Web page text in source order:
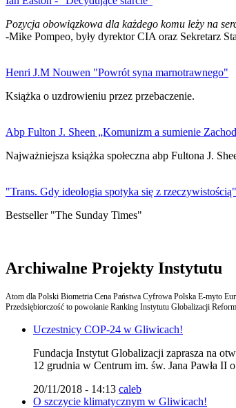
Pozycja obowiązkowa dla każdego komu leży na
-Mike Pompeo, były dyrektor CIA oraz Sekretarz
Henri J.M Nouwen "Powrót syna marnotrawnego"
Książka o uzdrowieniu przez przebaczenie.
Abp Fulton J. Sheen „Komunizm a sumienie
Najważniejsza książka społeczna abp Fultona J.
"Trans. Gdy ideologia spotyka się z rzeczywistością"
Bestseller "The Sunday Times"
Archiwalne Projekty Instytutu
Atom dla Polski Biometria Cena Państwa Cyfrowa Polska E-myto
Przedsiębiorczość to powołanie Ranking Instytutu Globalizacji
Uczestnicy COP-24 w Gliwicach!
Fundacja Instytut Globalizacji zaprasza na
12 grudnia w Centrum im. św. Jana Pawła II
20/11/2018 - 14:13 caleb
O szczycie klimatycznym w Gliwicach!